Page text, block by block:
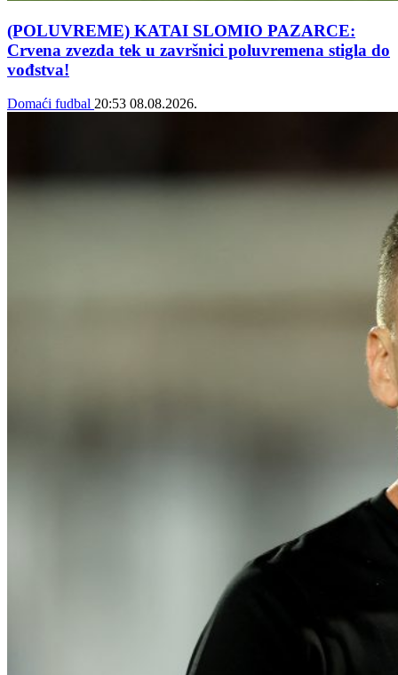
(POLUVREME) KATAI SLOMIO PAZARCE:
Crvena zvezda tek u završnici poluvremena stigla do
vođstva!
Domaći fudbal 20:53 08.08.2026.